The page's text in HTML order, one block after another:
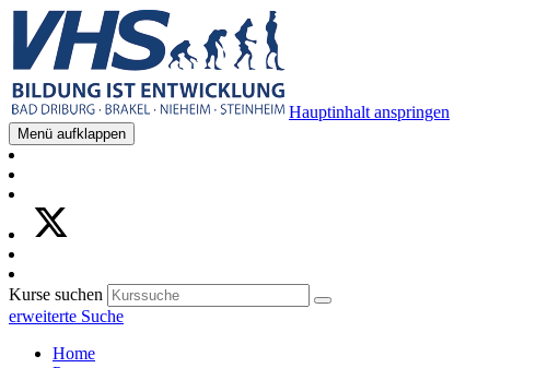
Hauptinhalt anspringen
Menü aufklappen
Kurse suchen
erweiterte Suche
Home